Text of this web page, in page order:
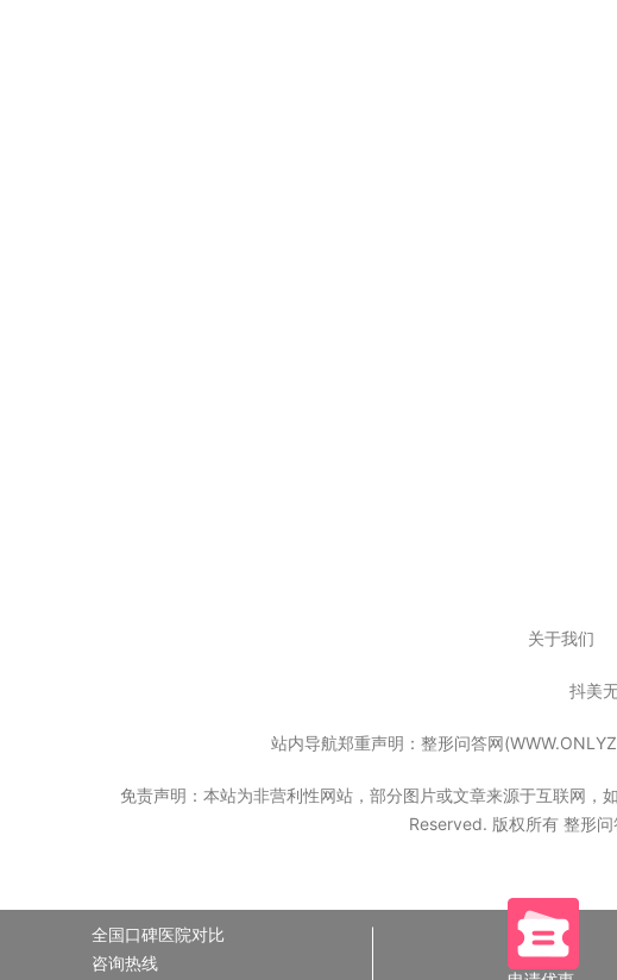
关于我们
抖美
站内导航郑重声明：整形问答网
免责声明：本站为非营利性网站，部分图片或文章来源于互联网
Reserved. 版权所有 整形问
全国口碑医院对比
咨询热线